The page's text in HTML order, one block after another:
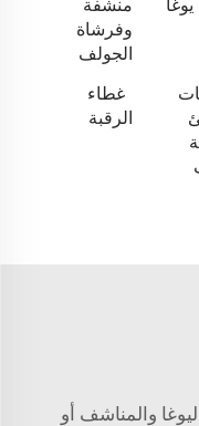
منشفة
وفرشاة
الجولف
غطاء
الرقبة
والمناشف أو